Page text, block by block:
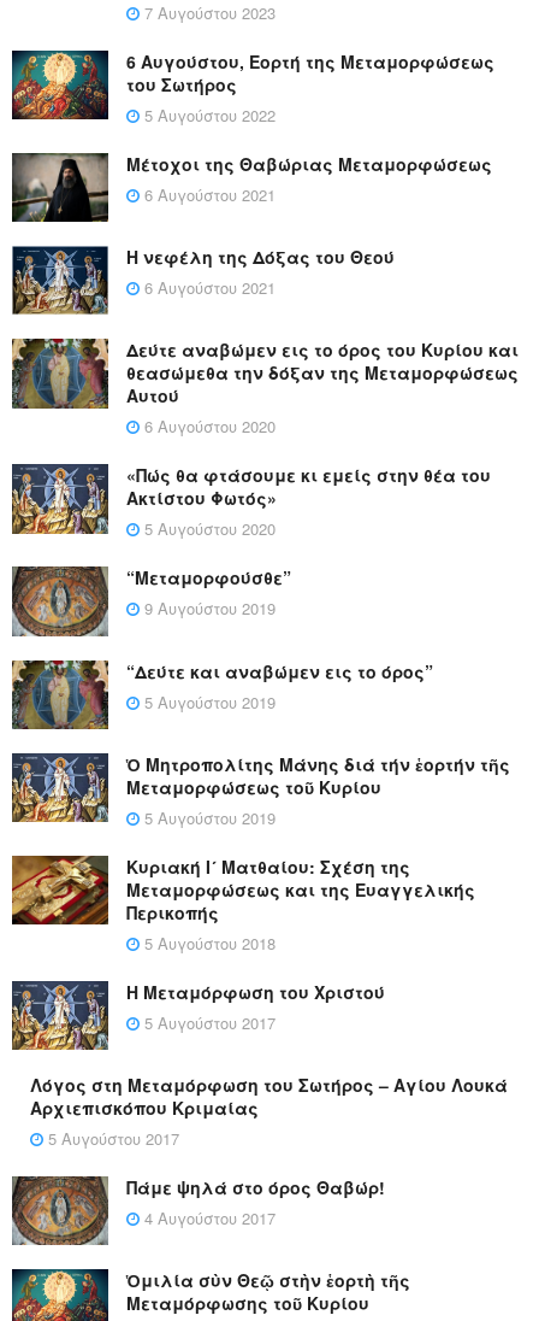
7 Αυγούστου 2023
6 Αυγούστου, Εορτή της Μεταμορφώσεως
του Σωτήρος
5 Αυγούστου 2022
Μέτοχοι της Θαβώριας Μεταμορφώσεως
6 Αυγούστου 2021
Η νεφέλη της Δόξας του Θεού
6 Αυγούστου 2021
Δεύτε αναβώμεν εις το όρος του Κυρίου και
θεασώμεθα την δόξαν της Μεταμορφώσεως
Αυτού
6 Αυγούστου 2020
«Πώς θα φτάσουμε κι εμείς στην θέα του
Ακτίστου Φωτός»
5 Αυγούστου 2020
“Μεταμορφούσθε”
9 Αυγούστου 2019
“Δεύτε και αναβώμεν εις το όρος”
5 Αυγούστου 2019
Ὁ Μητροπολίτης Μάνης διά τήν ἑορτήν τῆς
Μεταμορφώσεως τοῦ Κυρίου
5 Αυγούστου 2019
Κυριακή Ι´ Ματθαίου: Σχέση της
Μεταμορφώσεως και της Ευαγγελικής
Περικοπής
5 Αυγούστου 2018
Η Μεταμόρφωση του Χριστού
5 Αυγούστου 2017
Λόγος στη Μεταμόρφωση του Σωτήρος – Αγίου Λουκά
Αρχιεπισκόπου Κριμαίας
5 Αυγούστου 2017
Πάμε ψηλά στο όρος Θαβώρ!
4 Αυγούστου 2017
Ὁμιλία σὺν Θεῷ στὴν ἑορτὴ τῆς
Μεταμόρφωσης τοῦ Κυρίου